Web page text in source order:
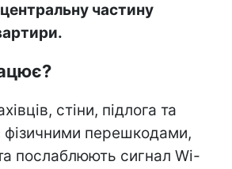
частину
стіни, підлога та
фізичними перешкодами,
послаблюють сигнал Wi-